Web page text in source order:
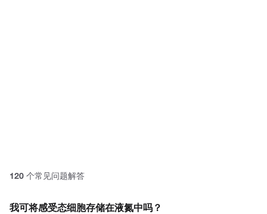
120 个常见问题解答
我可将感受态细胞存储在液氮中吗？